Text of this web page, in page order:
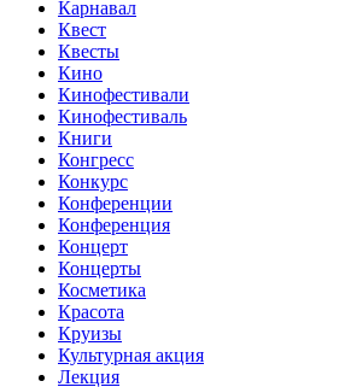
Карнавал
Квест
Квесты
Кино
Кинофестивали
Кинофестиваль
Книги
Конгресс
Конкурс
Конференции
Конференция
Концерт
Концерты
Косметика
Красота
Круизы
Культурная акция
Лекция